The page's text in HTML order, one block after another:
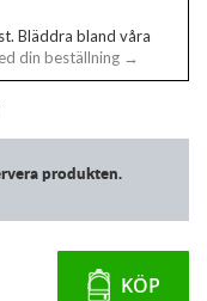
Bläddra bland våra
din beställning →
produkten.
KÖP